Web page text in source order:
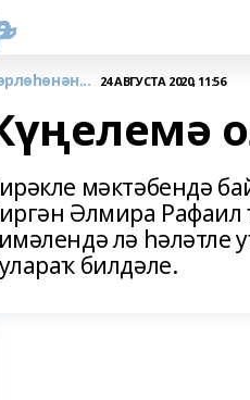
24 АВГУСТА 2020, 11:56
мәктәбендә
Әлмира Рафаил
лә һәләтле
билдәле.